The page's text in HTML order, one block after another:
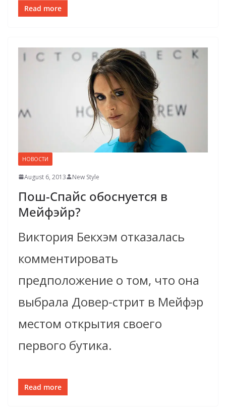
Read more
НОВОСТИ
August 6, 2013 New Style
Пош-Спайс обоснуется в
Мейфэйр?
Виктория Бекхэм отказалась
комментировать
предположение о том, что она
выбрала Довер-стрит в Мейфэр
местом открытия своего
первого бутика.
Read more